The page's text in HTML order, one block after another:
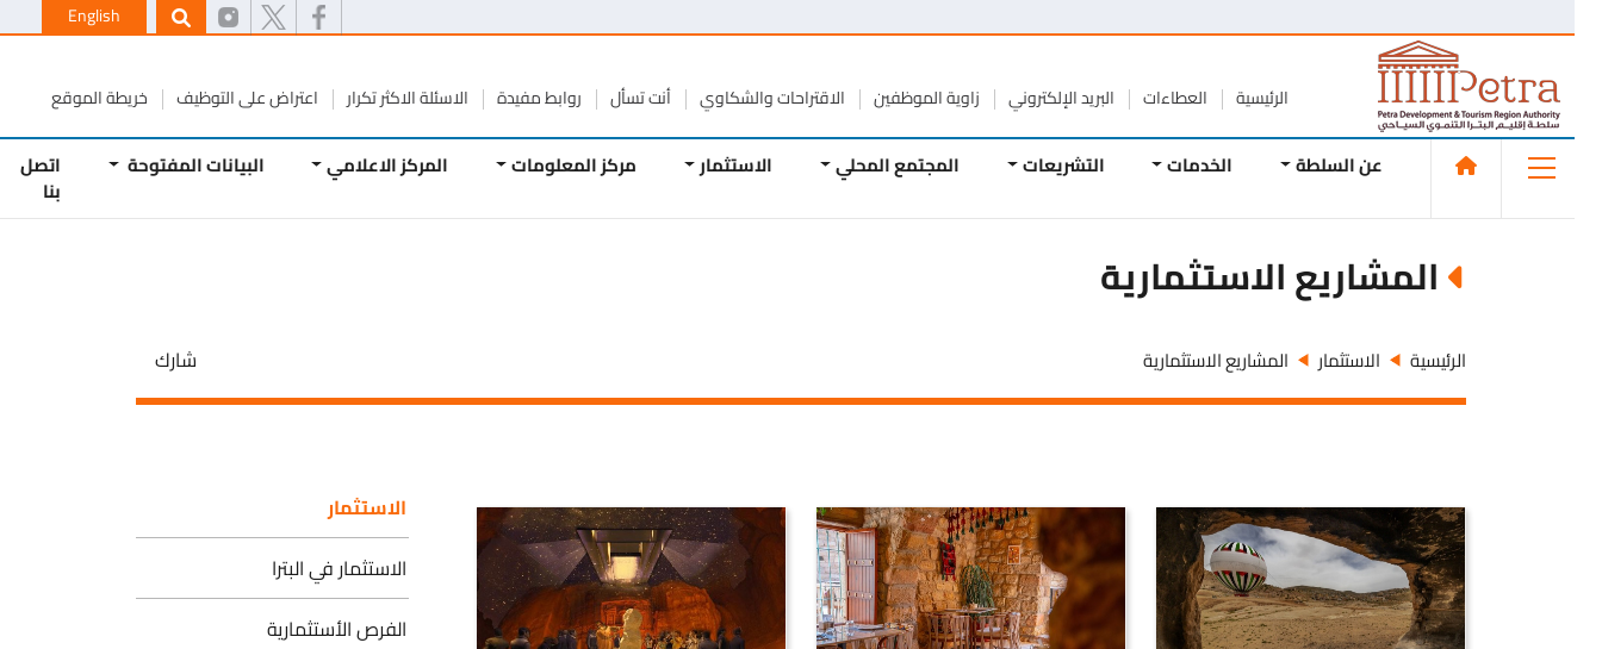
English
الرئيسية العطاءات البريد الإلكتروني زاوية الموظفين الاقتراحات والشكاوي أنت تسأل روابط مفيدة الاسئلة الاكثر تكرار اعتراض على التوظيف خريطة الموقع
عن السلطة الخدمات التشريعات المجتمع المحلي الاستثمار مركز المعلومات المركز الاعلامي البيانات المفتوحة اتصل
المشاريع الاستثمارية
الرئيسية الاستثمار المشاريع الاستثمارية شارك
الاستثمار
الاستثمار في البترا
الفرص الأستثمارية